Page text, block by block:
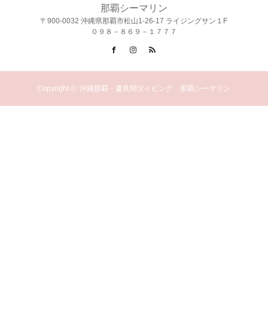
那覇シーマリン
〒900-0032 沖縄県那覇市松山1-26-17 ライジングサン１F
０９８－８６９－１７７７
FacebookInstagram
Copyright ©沖縄那覇・慶良間ダイビング 那覇シーマリン